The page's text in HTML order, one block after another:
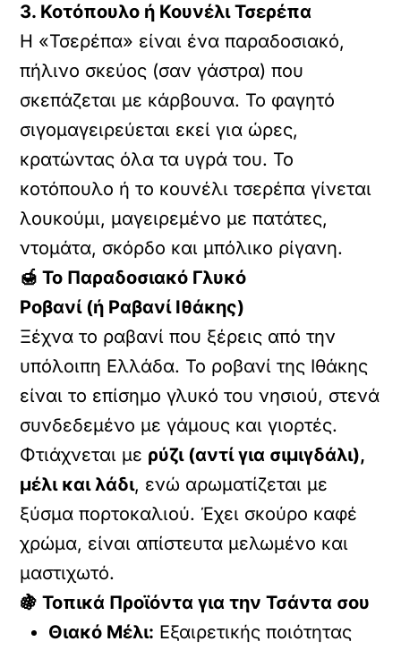
3. Κοτόπουλο ή Κουνέλι Τσερέπα
Η «Τσερέπα» είναι ένα παραδοσιακό,
πήλινο σκεύος (σαν γάστρα) που
σκεπάζεται με κάρβουνα. Το φαγητό
σιγομαγειρεύεται εκεί για ώρες,
κρατώντας όλα τα υγρά του. Το
κοτόπουλο ή το κουνέλι τσερέπα γίνεται
λουκούμι, μαγειρεμένο με πατάτες,
ντομάτα, σκόρδο και μπόλικο ρίγανη.
🍯 Το Παραδοσιακό Γλυκό
Ροβανί (ή Ραβανί Ιθάκης)
Ξέχνα το ραβανί που ξέρεις από την
υπόλοιπη Ελλάδα. Το ροβανί της Ιθάκης
είναι το επίσημο γλυκό του νησιού, στενά
συνδεδεμένο με γάμους και γιορτές.
Φτιάχνεται με ρύζι (αντί για σιμιγδάλι),
μέλι και λάδι, ενώ αρωματίζεται με
ξύσμα πορτοκαλιού. Έχει σκούρο καφέ
χρώμα, είναι απίστευτα μελωμένο και
μαστιχωτό.
🍇 Τοπικά Προϊόντα για την Τσάντα σου
Θιακό Μέλι: Εξαιρετικής ποιότητας